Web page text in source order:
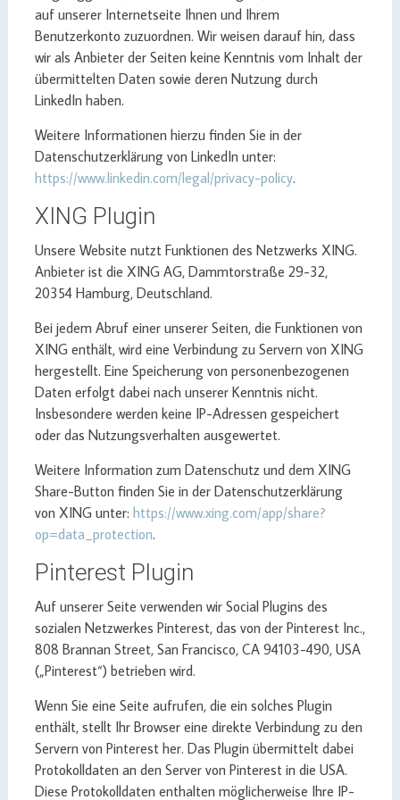
auf unserer Internetseite Ihnen und Ihrem
Benutzerkonto zuzuordnen. Wir weisen darauf hin, dass
wir als Anbieter der Seiten keine Kenntnis vom Inhalt der
übermittelten Daten sowie deren Nutzung durch
LinkedIn haben.
Weitere Informationen hierzu finden Sie in der
Datenschutzerklärung von LinkedIn unter:
https://www.linkedin.com/legal/privacy-policy.
XING Plugin
Unsere Website nutzt Funktionen des Netzwerks XING.
Anbieter ist die XING AG, Dammtorstraße 29-32,
20354 Hamburg, Deutschland.
Bei jedem Abruf einer unserer Seiten, die Funktionen von
XING enthält, wird eine Verbindung zu Servern von XING
hergestellt. Eine Speicherung von personenbezogenen
Daten erfolgt dabei nach unserer Kenntnis nicht.
Insbesondere werden keine IP-Adressen gespeichert
oder das Nutzungsverhalten ausgewertet.
Weitere Information zum Datenschutz und dem XING
Share-Button finden Sie in der Datenschutzerklärung
von XING unter: https://www.xing.com/app/share?
op=data_protection.
Pinterest Plugin
Auf unserer Seite verwenden wir Social Plugins des
sozialen Netzwerkes Pinterest, das von der Pinterest Inc.,
808 Brannan Street, San Francisco, CA 94103-490, USA
(„Pinterest“) betrieben wird.
Wenn Sie eine Seite aufrufen, die ein solches Plugin
enthält, stellt Ihr Browser eine direkte Verbindung zu den
Servern von Pinterest her. Das Plugin übermittelt dabei
Protokolldaten an den Server von Pinterest in die USA.
Diese Protokolldaten enthalten möglicherweise Ihre IP-